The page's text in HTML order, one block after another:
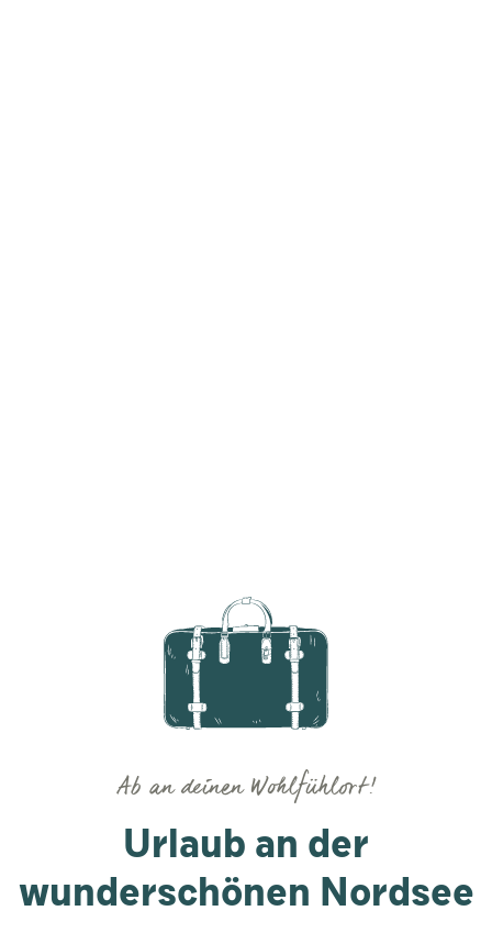
Urlaub an der
wunderschönen Nordsee
Ab an deinen Wohlfühlort!